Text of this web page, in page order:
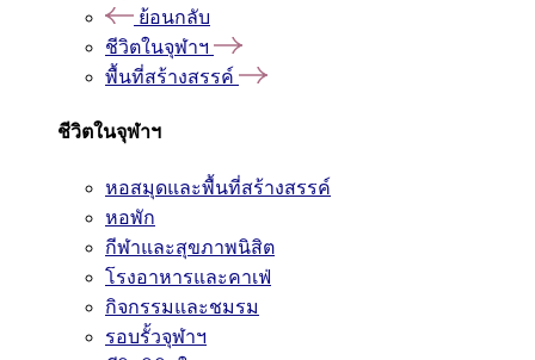
ย้อนกลับ
ชีวิตในจุฬาฯ
พื้นที่สร้างสรรค์
ชีวิตในจุฬาฯ
หอสมุดและพื้นที่สร้างสรรค์
หอพัก
กีฬาและสุขภาพนิสิต
โรงอาหารและคาเฟ่
กิจกรรมและชมรม
รอบรั้วจุฬาฯ